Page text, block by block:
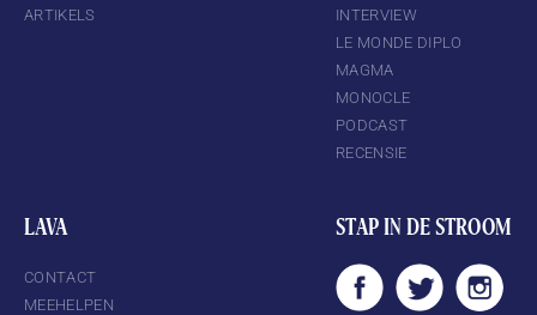
ARTIKELS
INTERVIEW
LE MONDE DIPLO
MAGMA
MONOCLE
PODCAST
RECENSIE
LAVA
CONTACT
MEEHELPEN
STAP IN DE STROOM